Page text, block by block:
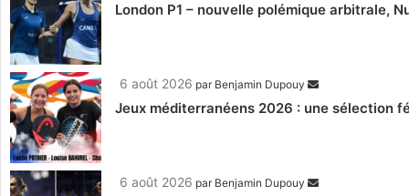
London P1 – nouvelle polémique arbitrale,
6 août 2026 par Benjamin Dupouy
Jeux méditerranéens 2026 : une sélection
6 août 2026 par Benjamin Dupouy